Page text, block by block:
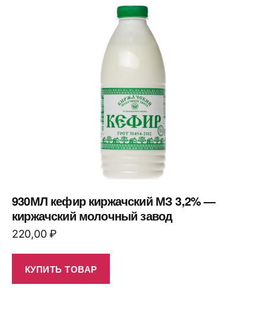
930МЛ кефир киржачский МЗ 3,2% —
киржачский молочный завод
220,00₽
КУПИТЬ ТОВАР